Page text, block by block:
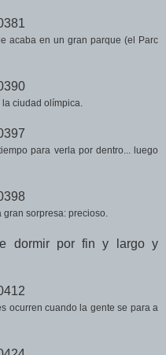
acaba en un gran parque (el Parc
la ciudad olímpica.
para verla por dentro... luego
gran sorpresa: precioso.
dormir por fin y largo y
ocurren cuando la gente se para a